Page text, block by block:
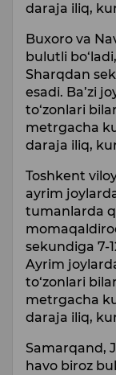
daraja iliq,
Buxoro va
bulutli
Sharqdan
esadi. Ba’zi
to‘zonlari
metrgacha
daraja iliq,
Toshkent
ayrim
tumanlarda
sekundiga 7-
Ayrim
to‘zonlari
metrgacha
daraja iliq,
Samarqand,
havo biroz